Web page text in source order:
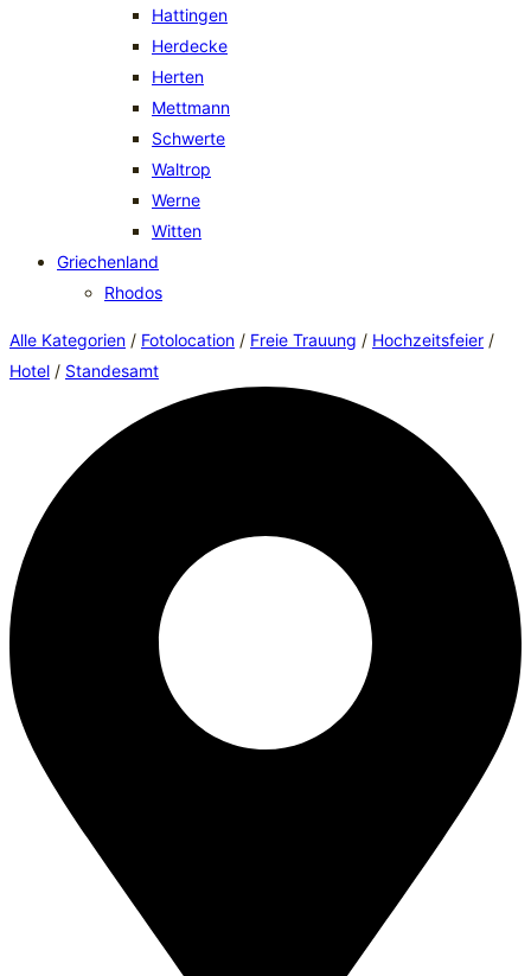
Hattingen
Herdecke
Herten
Mettmann
Schwerte
Waltrop
Werne
Witten
Griechenland
Rhodos
Alle Kategorien / Fotolocation / Freie Trauung / Hochzeitsfeier /
Hotel / Standesamt